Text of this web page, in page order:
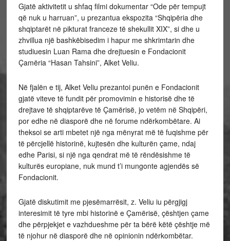
Gjatë aktivitetit u shfaq filmi dokumentar “Ode për tempujt
që nuk u harruan”, u prezantua ekspozita “Shqipëria dhe
shqiptarët në pikturat franceze të shekullit XIX”, si dhe u
zhvillua një bashkëbisedim i hapur me shkrimtarin dhe
studiuesin Luan Rama dhe drejtuesin e Fondacionit
Çamëria “Hasan Tahsini”, Alket Veliu.
Në fjalën e tij, Alket Veliu prezantoi punën e Fondacionit
gjatë viteve të fundit për promovimin e historisë dhe të
drejtave të shqiptarëve të Çamërisë, jo vetëm në Shqipëri,
por edhe në diasporë dhe në forume ndërkombëtare. Ai
theksoi se arti mbetet një nga mënyrat më të fuqishme për
të përcjellë historinë, kujtesën dhe kulturën çame, ndaj
edhe Parisi, si një nga qendrat më të rëndësishme të
kulturës europiane, nuk mund t’i mungonte agjendës së
Fondacionit.
Gjatë diskutimit me pjesëmarrësit, z. Veliu iu përgjigj
interesimit të tyre mbi historinë e Çamërisë, çështjen çame
dhe përpjekjet e vazhdueshme për ta bërë këtë çështje më
të njohur në diasporë dhe në opinionin ndërkombëtar.